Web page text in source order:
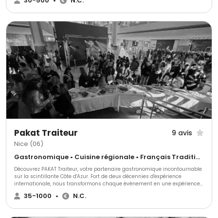
Pakat Traiteur 9 avis
Nice (06)
Gastronomique • Cuisine régionale • Français Traditionnel
Découvrez PAKAT Traiteur, votre partenaire gastronomique incontournable
sur la scintillante Côte d'Azur. Fort de deux décennies d'expérience
internationale, nous transformons chaque événement en une expérience
culinaire inoubliable. Goûtez à la différence avec PAKAT Traiteur!
35-1000 • N.C.